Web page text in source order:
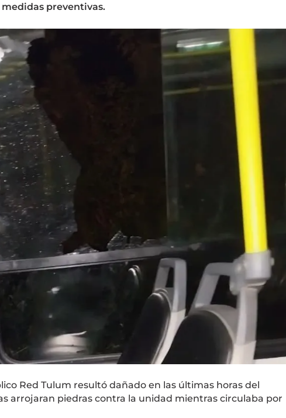
preventivas.
Red Tulum resultó dañado en las últimas horas del
arrojaran piedras contra la unidad mientras circulaba por